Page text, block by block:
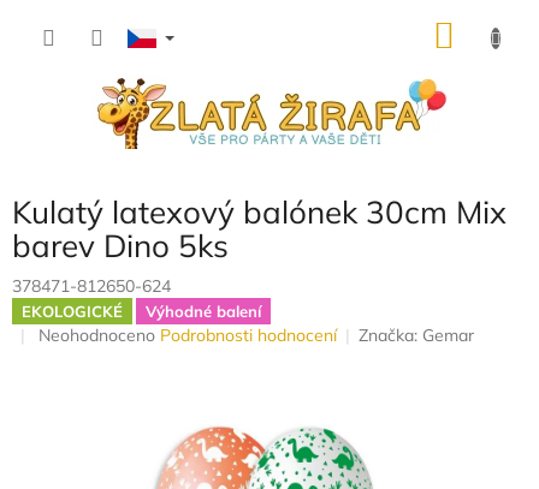
Kulatý latexový balónek 30cm Mix
barev Dino 5ks
378471-812650-624
EKOLOGICKÉ Výhodné balení
Průměrné
Neohodnoceno Podrobnosti hodnocení Značka: Gemar